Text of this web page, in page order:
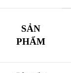
SẢN
PHẨM